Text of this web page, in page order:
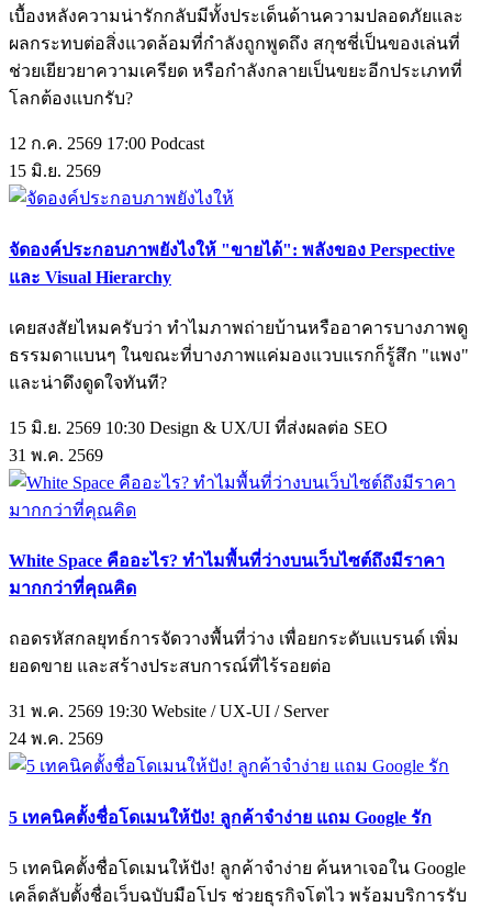
เบื้องหลังความน่ารักกลับมีทั้งประเด็นด้านความปลอดภัยและ
ผลกระทบต่อสิ่งแวดล้อมที่กำลังถูกพูดถึง สกุชชี่เป็นของเล่นที่
ช่วยเยียวยาความเครียด หรือกำลังกลายเป็นขยะอีกประเภทที่
โลกต้องแบกรับ?
12 ก.ค. 2569 17:00 Podcast
15 มิ.ย. 2569
จัดองค์ประกอบภาพยังไงให้ "ขายได้": พลังของ Perspective
และ Visual Hierarchy
เคยสงสัยไหมครับว่า ทำไมภาพถ่ายบ้านหรืออาคารบางภาพดู
ธรรมดาแบนๆ ในขณะที่บางภาพแค่มองแวบแรกก็รู้สึก "แพง"
และน่าดึงดูดใจทันที?
15 มิ.ย. 2569 10:30 Design & UX/UI ที่ส่งผลต่อ SEO
31 พ.ค. 2569
White Space คืออะไร? ทำไมพื้นที่ว่างบนเว็บไซต์ถึงมีราคา
มากกว่าที่คุณคิด
ถอดรหัสกลยุทธ์การจัดวางพื้นที่ว่าง เพื่อยกระดับแบรนด์ เพิ่ม
ยอดขาย และสร้างประสบการณ์ที่ไร้รอยต่อ
31 พ.ค. 2569 19:30 Website / UX-UI / Server
24 พ.ค. 2569
5 เทคนิคตั้งชื่อโดเมนให้ปัง! ลูกค้าจำง่าย แถม Google รัก
5 เทคนิคตั้งชื่อโดเมนให้ปัง! ลูกค้าจำง่าย ค้นหาเจอใน Google
เคล็ดลับตั้งชื่อเว็บฉบับมือโปร ช่วยธุรกิจโตไว พร้อมบริการรับ